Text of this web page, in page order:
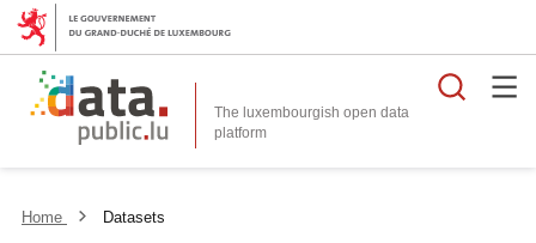
The luxembourgish open data
platform
Home Datasets